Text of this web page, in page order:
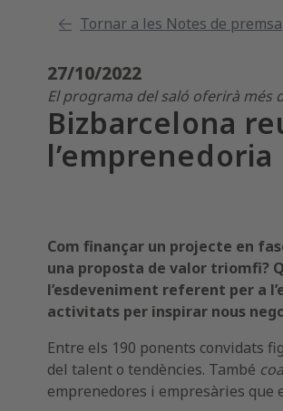
Tornar a les Notes de premsa
27/10/2022
El programa del saló oferirà més
Bizbarcelona
Com finançar un projecte en
una proposta de valor triomfi?
l’esdeveniment referent per a
activitats per inspirar nous
Entre els 190 ponents convidats
del talent o tendències. També
emprenedores i empresàries que